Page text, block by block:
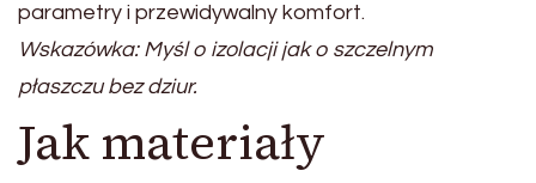
parametry i przewidywalny komfort.
Wskazówka: Myśl o izolacji jak o szczelnym
płaszczu bez dziur.
Jak materiały